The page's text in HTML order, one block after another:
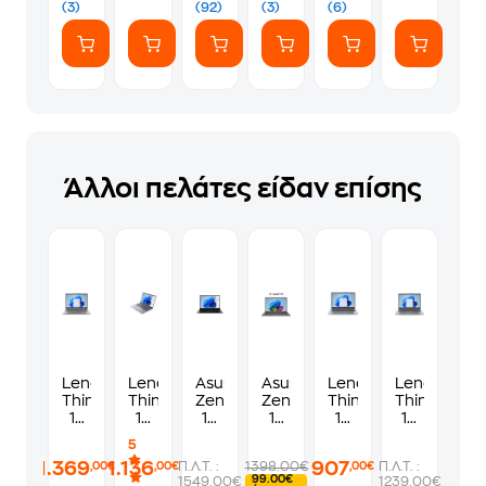
(3) (92) (3) (6)
Άλλοι πελάτες είδαν επίσης
Lenovo
ThinkBook
14
14''
1.369,00€
Lenovo
ThinkBook
16
ARP
16''
5
1.136,00€
Asus
Zenbook
14
QD008W
Π.Λ.Τ. :
1549.00€
Asus
Zenbook
14
14"
1398.00€
99.00€
Lenovo
ThinkBook
14
14"
907,00€
Lenovo
ThinkBook
14
14''
Π.Λ.Τ. :
1239.00€